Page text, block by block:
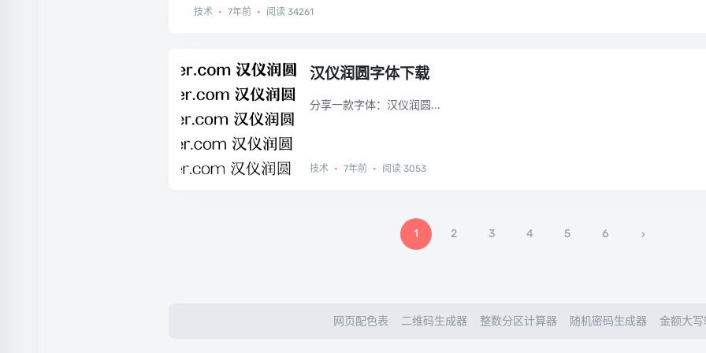
技术 • 7年前 • 阅读 34261
汉仪润圆字体下载
分享一款字体：汉仪润圆...
技术 • 7年前 • 阅读 3053
1 2 3 4 5 6
网页配色表 二维码生成器 整数分区计算器 随机密码生成器 金额大